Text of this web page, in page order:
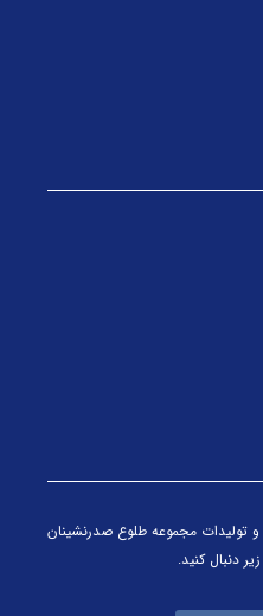
تولیدات مجموعه طلوع صدرنشینان
دنبال کنید.